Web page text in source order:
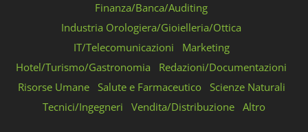
Finanza/Banca/Auditing
Industria Orologiera/Gioielleria/Ottica
IT/Telecomunicazioni
Marketing
Hotel/Turismo/Gastronomia
Redazioni/Documentazioni
Risorse Umane
Salute e Farmaceutico
Scienze Naturali
Tecnici/Ingegneri
Vendita/Distribuzione Altro